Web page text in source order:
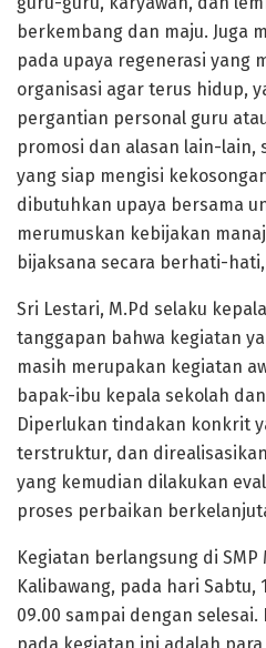
berkembang dan maju. Juga
pada upaya regenerasi yang
organisasi agar terus hidup,
pergantian personal guru
promosi dan alasan lain-lain,
yang siap mengisi
dibutuhkan upaya bersama
merumuskan kebijakan
bijaksana secara berhati-
Sri Lestari, M.Pd selaku
tanggapan bahwa kegiatan
masih merupakan kegiatan
bapak-ibu kepala sekolah
Diperlukan tindakan konkrit
terstruktur, dan
yang kemudian dilakukan
proses perbaikan
Kegiatan berlangsung di SMP
Kalibawang, pada hari Sabtu,
09.00 sampai dengan
pada kegiatan ini adalah para